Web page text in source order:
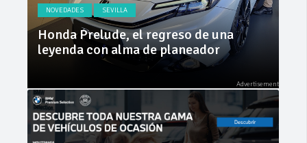
NOVEDADES SEVILLA
Honda Prelude, el regreso de una
leyenda con alma de planeador